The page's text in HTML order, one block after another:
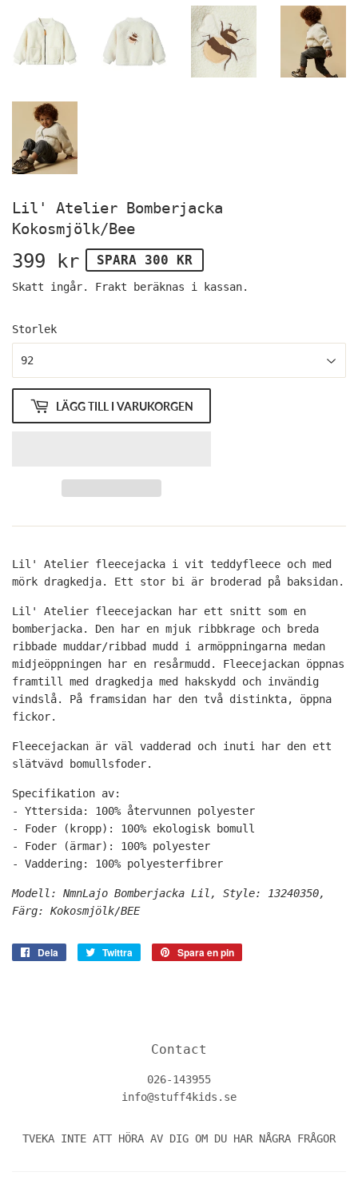
Lil' Atelier Bomberjacka
Kokosmjölk/Bee
399 kr 399
kr
SPARA 300 KR
Skatt ingår. Frakt beräknas i kassan.
Storlek
LÄGG TILL I VARUKORGEN
Lil' Atelier fleecejacka i vit teddyfleece och med
mörk dragkedja. Ett stor bi är broderad på baksidan.
Lil' Atelier fleecejackan har ett snitt som en
bomberjacka. Den har en mjuk ribbkrage och breda
ribbade muddar/ribbad mudd i armöppningarna medan
midjeöppningen har en resårmudd. Fleecejackan öppnas
framtill med dragkedja med hakskydd och invändig
vindslå. På framsidan har den två distinkta, öppna
fickor.
Fleecejackan är väl vadderad och inuti har den ett
slätvävd bomullsfoder.
Specifikation av:
- Yttersida: 100% återvunnen polyester
- Foder (kropp): 100% ekologisk bomull
- Foder (ärmar): 100% polyester
- Vaddering: 100% polyesterfibrer
Modell: NmnLajo Bomberjacka Lil, Style: 13240350,
Färg: Kokosmjölk/BEE
Dela
Dela
Twittra
Twittra
Spara en pin
Contact
026-143955
info@stuff4kids.se
TVEKA INTE ATT HÖRA AV DIG OM DU HAR NÅGRA FRÅGOR